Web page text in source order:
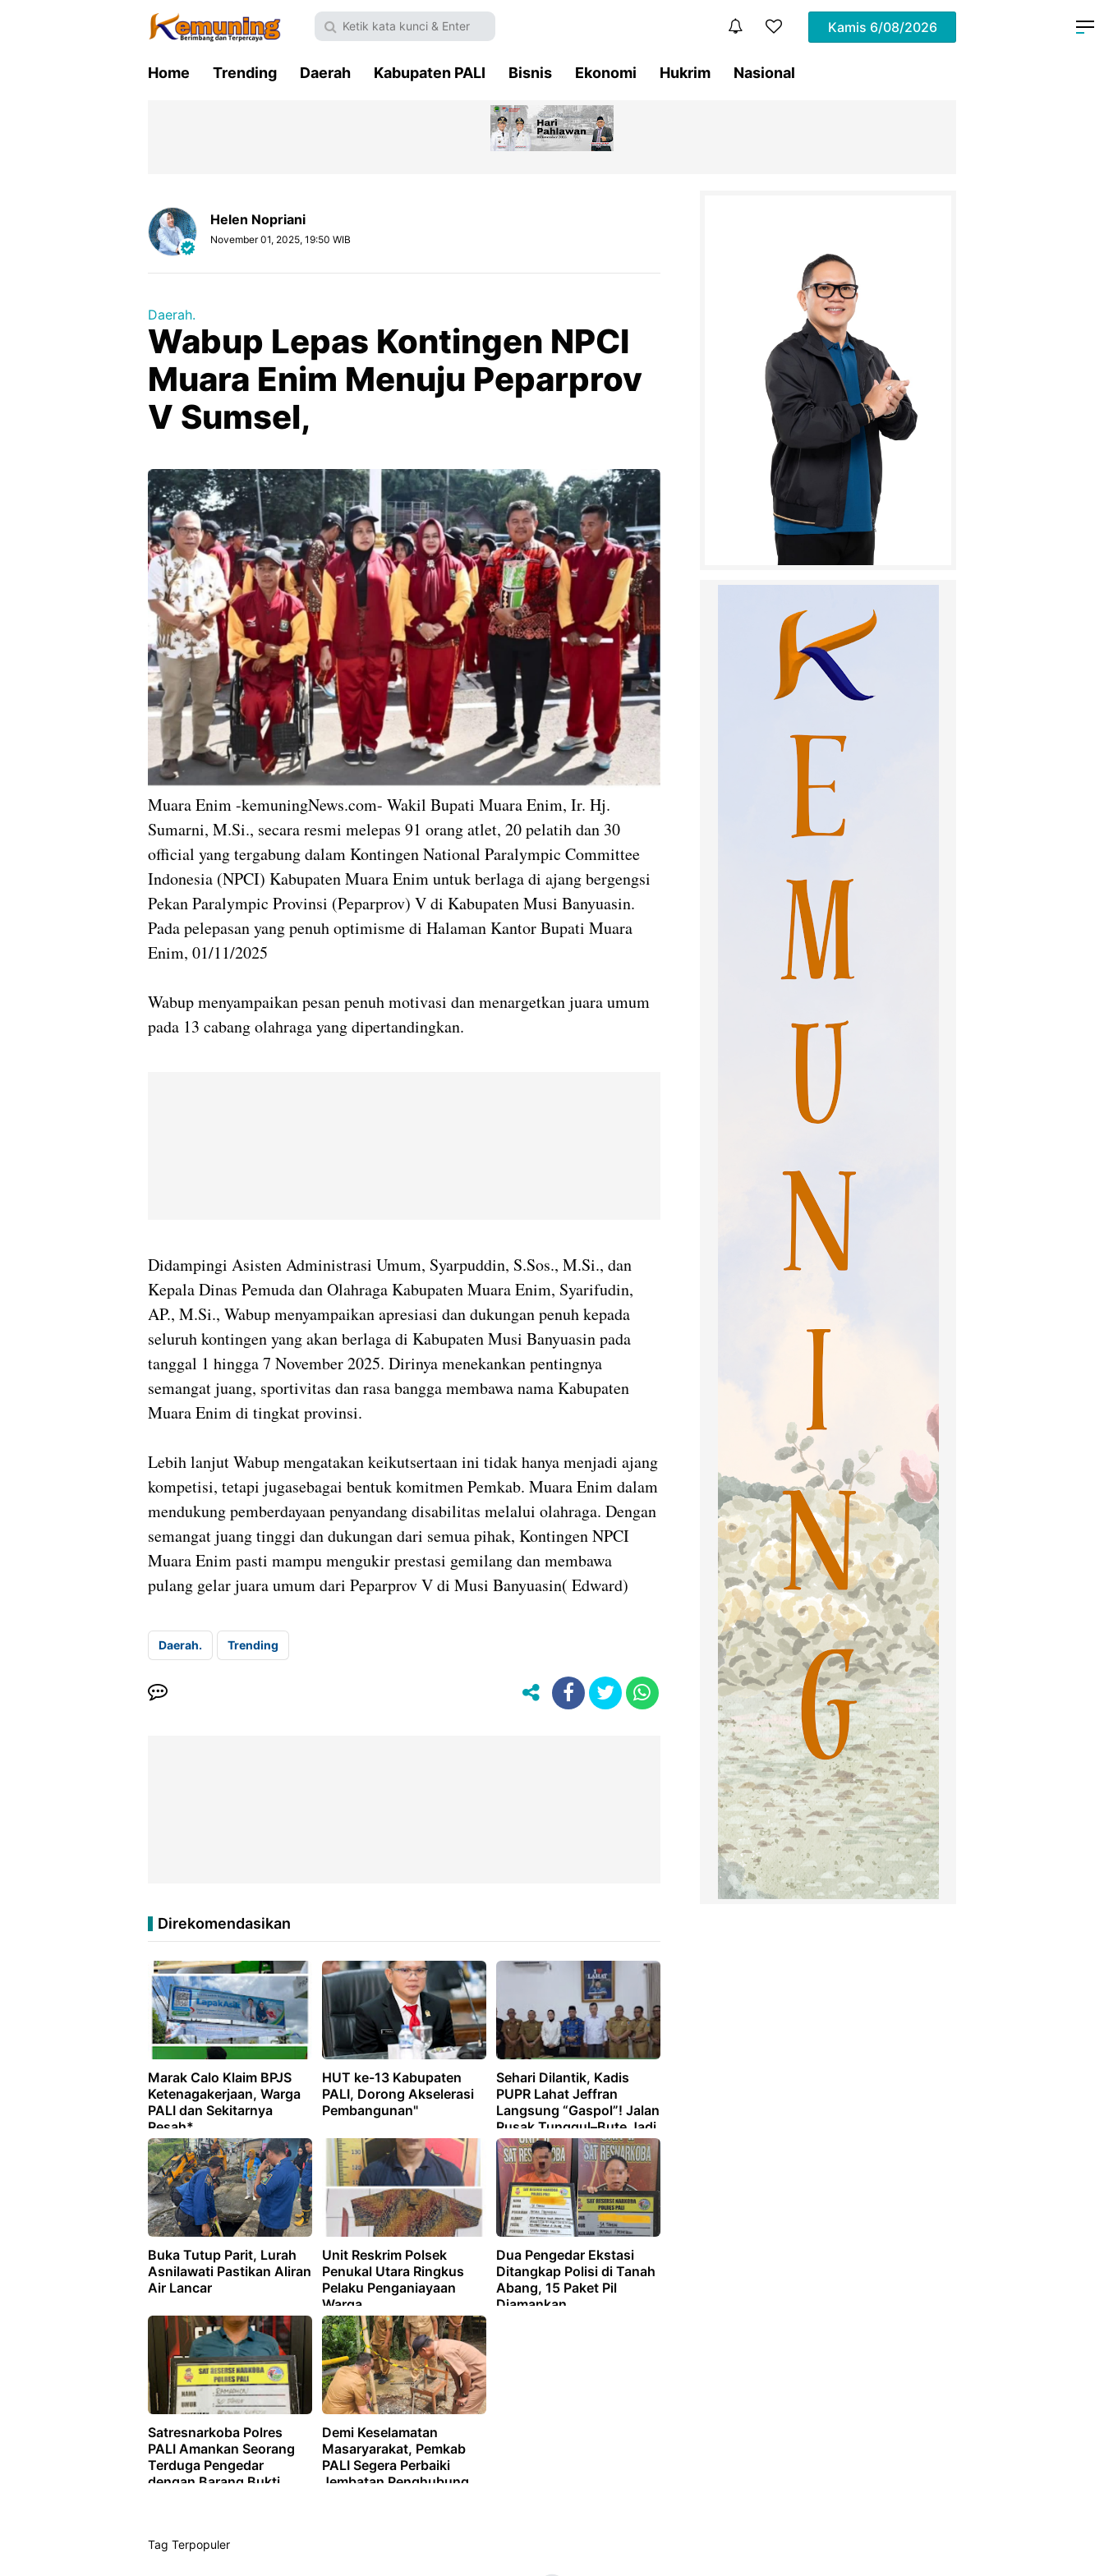
Kamis 6/08/2026
Home Trending Daerah Kabupaten PALI Bisnis Ekonomi Hukrim Nasional
Helen Nopriani
November 01, 2025, 19:50 WIB
Daerah.
Wabup Lepas Kontingen NPCI
Muara Enim Menuju Peparprov
V Sumsel,
Muara Enim -kemuningNews.com- Wakil Bupati Muara Enim, Ir. Hj.
Sumarni, M.Si., secara resmi melepas 91 orang atlet, 20 pelatih dan 30
official yang tergabung dalam Kontingen National Paralympic Committee
Indonesia (NPCI) Kabupaten Muara Enim untuk berlaga di ajang bergengsi
Pekan Paralympic Provinsi (Peparprov) V di Kabupaten Musi Banyuasin.
Pada pelepasan yang penuh optimisme di Halaman Kantor Bupati Muara
Enim, 01/11/2025
Wabup menyampaikan pesan penuh motivasi dan menargetkan juara umum
pada 13 cabang olahraga yang dipertandingkan.
Didampingi Asisten Administrasi Umum, Syarpuddin, S.Sos., M.Si., dan
Kepala Dinas Pemuda dan Olahraga Kabupaten Muara Enim, Syarifudin,
AP., M.Si., Wabup menyampaikan apresiasi dan dukungan penuh kepada
seluruh kontingen yang akan berlaga di Kabupaten Musi Banyuasin pada
tanggal 1 hingga 7 November 2025. Dirinya menekankan pentingnya
semangat juang, sportivitas dan rasa bangga membawa nama Kabupaten
Muara Enim di tingkat provinsi.
Lebih lanjut Wabup mengatakan keikutsertaan ini tidak hanya menjadi ajang
kompetisi, tetapi jugasebagai bentuk komitmen Pemkab. Muara Enim dalam
mendukung pemberdayaan penyandang disabilitas melalui olahraga. Dengan
semangat juang tinggi dan dukungan dari semua pihak, Kontingen NPCI
Muara Enim pasti mampu mengukir prestasi gemilang dan membawa
pulang gelar juara umum dari Peparprov V di Musi Banyuasin( Edward)
Daerah. Trending
Direkomendasikan
Marak Calo Klaim BPJS
Ketenagakerjaan, Warga
PALI dan Sekitarnya
Resah*
HUT ke-13 Kabupaten
PALI, Dorong Akselerasi
Pembangunan"
Sehari Dilantik, Kadis
PUPR Lahat Jeffran
Langsung “Gaspol”! Jalan
Rusak Tunggul–Bute Jadi
Target Awal
Buka Tutup Parit, Lurah
Asnilawati Pastikan Aliran
Air Lancar
Unit Reskrim Polsek
Penukal Utara Ringkus
Pelaku Penganiayaan
Warga
Dua Pengedar Ekstasi
Ditangkap Polisi di Tanah
Abang, 15 Paket Pil
Diamankan
Satresnarkoba Polres
PALI Amankan Seorang
Terduga Pengedar
dengan Barang Bukti
Demi Keselamatan
Masaryarakat, Pemkab
PALI Segera Perbaiki
Jembatan Penghubung
Tag Terpopuler